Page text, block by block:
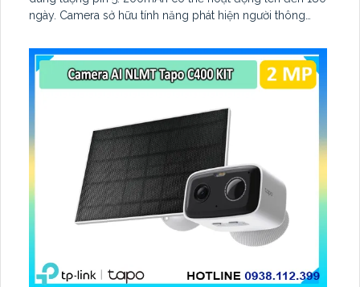
ngày. Camera sở hữu tính năng phát hiện người thông
màu lên đến 9m